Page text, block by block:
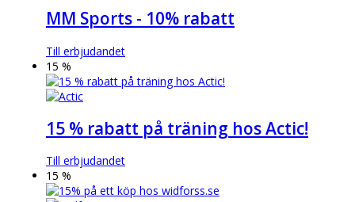
MM Sports - 10% rabatt
Till erbjudandet
15 %
15 % rabatt på träning hos Actic!
Till erbjudandet
15 %